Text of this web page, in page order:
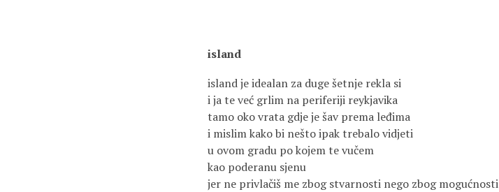
island
island je idealan za duge šetnje rekla si
i ja te već grlim na periferiji reykjavika
tamo oko vrata gdje je šav prema leđima
i mislim kako bi nešto ipak trebalo vidjeti
u ovom gradu po kojem te vučem
kao poderanu sjenu
jer ne privlačiš me zbog stvarnosti nego zbog mogućnosti